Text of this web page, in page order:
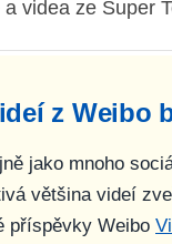
videa ze Super
z Weibo
jako mnoho
většina videí
příspěvky Weibo